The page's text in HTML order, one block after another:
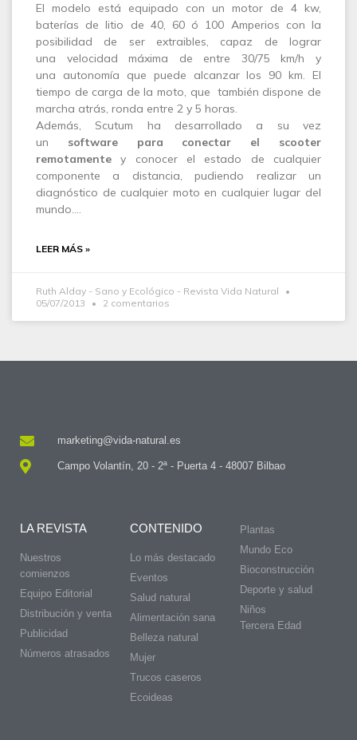
El modelo está equipado con un motor de 4 kw,
baterías de litio de 40, 60 ó 100 Amperios con la
posibilidad de ser extraibles, capaz de lograr
una velocidad máxima de entre 30/75 km/h y
una autonomía que puede alcanzar los 90 km. El
tiempo de carga de la moto, que también dispone de
marcha atrás, ronda entre 2 y 5 horas.
Además, Scutum ha desarrollado a su vez
un software para conectar el scooter
remotamente y conocer el estado de cualquier
componente a distancia, pudiendo realizar un
diagnóstico de cualquier moto en cualquier lugar del
mundo.…
LEER MÁS »
Ruth Alday - Sano y Ecológico - Revista Vida Natural
05/07/2013
2 comentarios
marketing@vida-natural.es
Campo Volantín, 20 - 2ª - Puerta 4 - 48007 Bilbao
LA REVISTA
Nuestros
comienzos
Equipo Editorial
Distribución y venta
Publicidad
Números atrasados
CONTENIDO
Lo más destacado
Eventos
Salud natural
Alimentación sana
Belleza natural
Mujer
Trucos caseros
Ecoideas
Plantas
Mundo Eco
Bioconstrucción
Deporte y salud
Niños
Tercera Edad